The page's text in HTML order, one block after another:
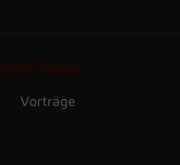
VORTRÄGE
Vorträge